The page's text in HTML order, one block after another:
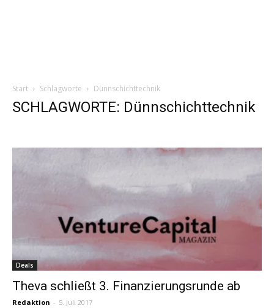
Start Schlagworte Dünnschichttechnik
SCHLAGWORTE: Dünnschichttechnik
Deals
Theva schließt 3. Finanzierungsrunde ab
Redaktion - 5. Juli 2017